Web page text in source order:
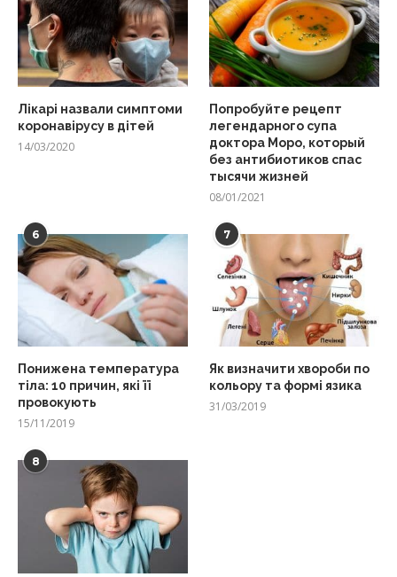
Лікарі назвали симптоми
коронавірусу в дітей
14/03/2020
Попробуйте рецепт
легендарного супа
доктора Моро, который
без антибиотиков спас
тысячи жизней
08/01/2021
6
Понижена температура
тіла: 10 причин, які її
провокують
15/11/2019
7
Як визначити хвороби по
кольору та формі язика
31/03/2019
8